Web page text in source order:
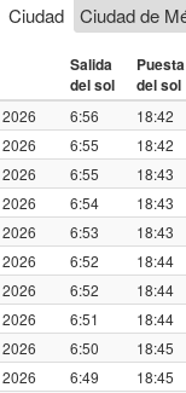
Ciudad
Salida
del sol
Puesta
del sol
6:56 18:42
6:55 18:42
6:55 18:43
6:54 18:43
6:53 18:43
6:52 18:44
6:52 18:44
6:51 18:44
6:50 18:45
6:49 18:45